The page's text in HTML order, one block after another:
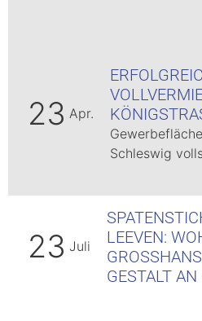
23 Apr.
Schleswig
23 Juli
LEEVEN:
ESTALT AN